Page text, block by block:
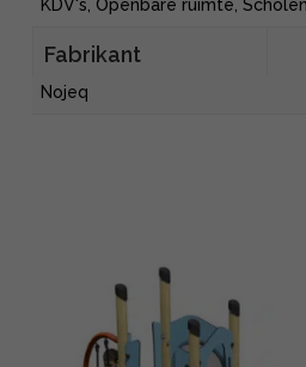
KDV's, Openbare ruimte, Scholen
Fabrikant
Nojeq